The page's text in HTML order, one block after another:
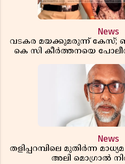
News
വടകര മയക്കുമരുന്ന് കേസ്;
കെ സി കീർത്തനയെ
News
തളിപ്പറമ്പിലെ മുതിർന്ന
അലി മൊഗ്രാൽ